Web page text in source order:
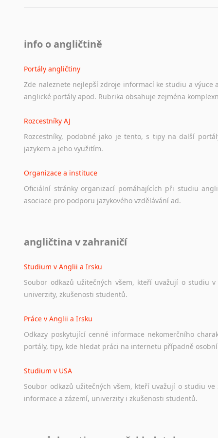
info o angličtině
Portály angličtiny
Zde naleznete nejlepší zdroje informací ke studiu a výuce
anglické portály apod. Rubrika obsahuje zejména
Rozcestníky AJ
Rozcestníky, podobné jako je tento, s tipy na další
jazykem a jeho využitím.
Organizace a instituce
Oficiální stránky organizací pomáhajících při studiu
asociace pro podporu jazykového vzdělávání ad.
Ať už se jedná o česká diskusní
angličtina v zahraničí
Studium v Anglii a Irsku
Soubor odkazů užitečných všem, kteří uvažují o studiu v
univerzity, zkušenosti studentů.
Práce v Anglii a Irsku
Odkazy poskytující cenné informace nekomerčního
portály, tipy, kde hledat práci na internetu případně osobní
Studium v USA
Soubor odkazů užitečných všem, kteří uvažují o studiu ve
informace a zázemí, univerzity i zkušenosti studentů.